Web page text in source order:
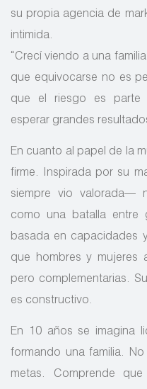
su propia agencia de
intimida.
“Crecí viendo a una
que equivocarse no es
que el riesgo es parte
esperar grandes
En cuanto al papel de la
firme. Inspirada por su
siempre vio valorada—
como una batalla entre
basada en capacidades
que hombres y mujeres
pero complementarias.
es constructivo.
En 10 años se imagina
formando una familia.
metas. Comprende